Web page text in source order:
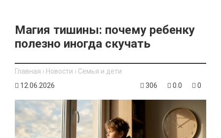
Магия тишины: почему ребенку
полезно иногда скучать
Главная › Новости › Семья и дети
12.06.2026
306 0.0 0